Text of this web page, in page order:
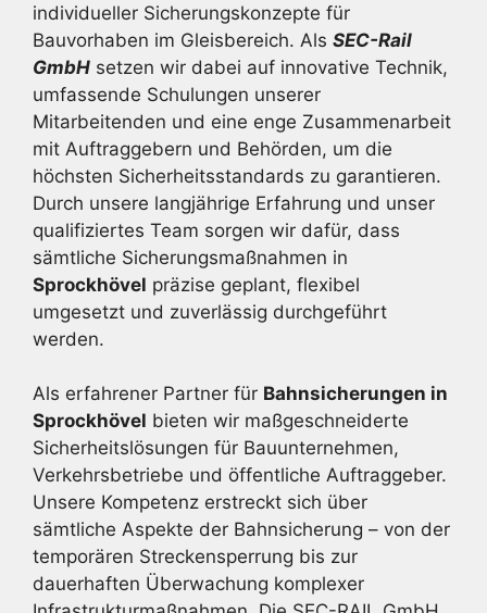
individueller Sicherungskonzepte für
Bauvorhaben im Gleisbereich. Als SEC-Rail
GmbH setzen wir dabei auf innovative Technik,
umfassende Schulungen unserer
Mitarbeitenden und eine enge Zusammenarbeit
mit Auftraggebern und Behörden, um die
höchsten Sicherheitsstandards zu garantieren.
Durch unsere langjährige Erfahrung und unser
qualifiziertes Team sorgen wir dafür, dass
sämtliche Sicherungsmaßnahmen in
Sprockhövel präzise geplant, flexibel
umgesetzt und zuverlässig durchgeführt
werden.
Als erfahrener Partner für Bahnsicherungen in
Sprockhövel bieten wir maßgeschneiderte
Sicherheitslösungen für Bauunternehmen,
Verkehrsbetriebe und öffentliche Auftraggeber.
Unsere Kompetenz erstreckt sich über
sämtliche Aspekte der Bahnsicherung – von der
temporären Streckensperrung bis zur
dauerhaften Überwachung komplexer